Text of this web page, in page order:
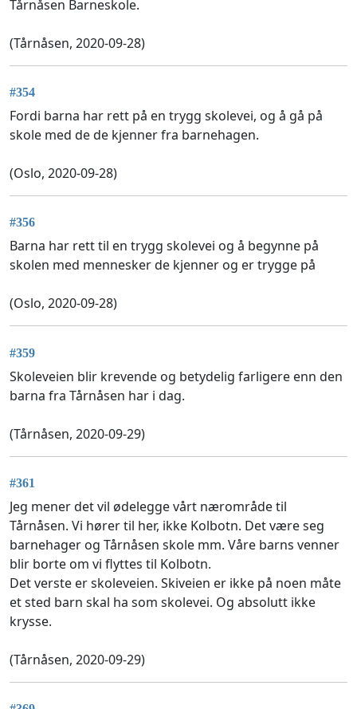
Tårnåsen Barneskole.
(Tårnåsen, 2020-09-28)
#354
Fordi barna har rett på en trygg skolevei, og å gå på
skole med de de kjenner fra barnehagen.
(Oslo, 2020-09-28)
#356
Barna har rett til en trygg skolevei og å begynne på
skolen med mennesker de kjenner og er trygge på
(Oslo, 2020-09-28)
#359
Skoleveien blir krevende og betydelig farligere enn den
barna fra Tårnåsen har i dag.
(Tårnåsen, 2020-09-29)
#361
Jeg mener det vil ødelegge vårt nærområde til
Tårnåsen. Vi hører til her, ikke Kolbotn. Det være seg
barnehager og Tårnåsen skole mm. Våre barns venner
blir borte om vi flyttes til Kolbotn.
Det verste er skoleveien. Skiveien er ikke på noen måte
et sted barn skal ha som skolevei. Og absolutt ikke
krysse.
(Tårnåsen, 2020-09-29)